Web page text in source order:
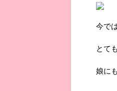
今で
とて
娘に